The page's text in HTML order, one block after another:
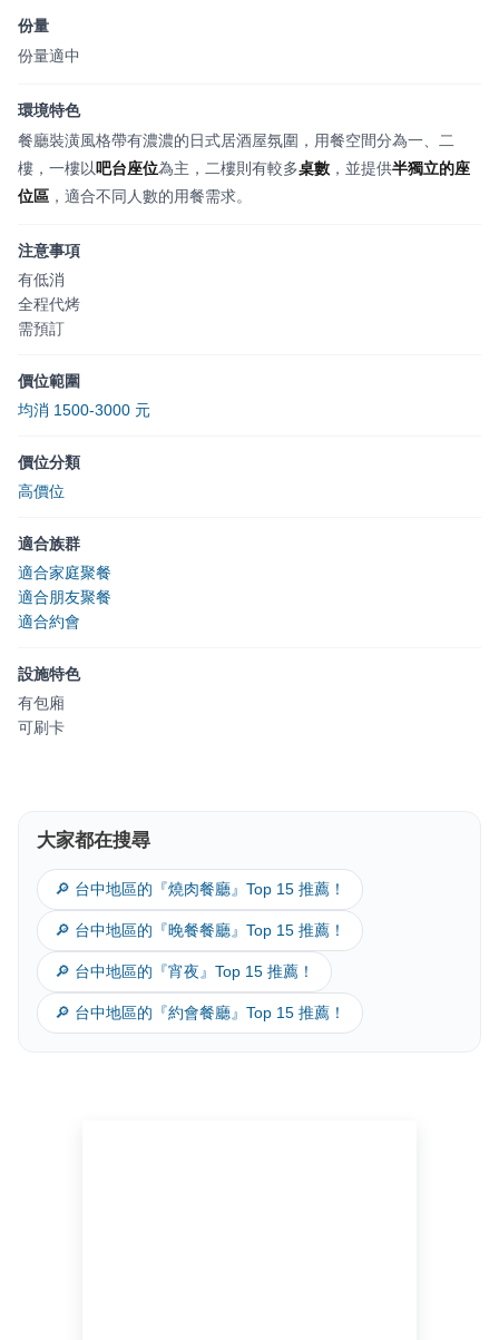
份量
份量適中
環境特色
餐廳裝潢風格帶有濃濃的日式居酒屋氛圍，用餐空間分為一、二
樓，一樓以 吧台座位為主，二樓則有較多桌數 ，並提供半獨立的座
位區 ，適合不同人數的用餐需求。
注意事項
有低消
全程代烤
需預訂
價位範圍
均消 1500-3000 元
價位分類
高價位
適合族群
適合家庭聚餐
適合朋友聚餐
適合約會
設施特色
有包廂
可刷卡
大家都在搜尋
🔎 台中地區的『燒肉餐廳』Top 15 推薦！
🔎 台中地區的『晚餐餐廳』Top 15 推薦！
🔎 台中地區的『宵夜』Top 15 推薦！
🔎 台中地區的『約會餐廳』Top 15 推薦！